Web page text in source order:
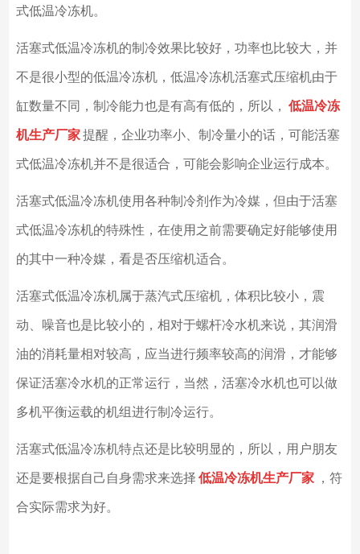
式低温冷冻机。
活塞式低温冷冻机的制冷效果比较好，功率也比较大，并
不是很小型的低温冷冻机，低温冷冻机活塞式压缩机由于
缸数量不同，制冷能力也是有高有低的，所以， 低温冷冻
机生产厂家提醒，企业功率小、制冷量小的话，可能活塞
式低温冷冻机并不是很适合，可能会影响企业运行成本。
活塞式低温冷冻机使用各种制冷剂作为冷媒，但由于活塞
式低温冷冻机的特殊性，在使用之前需要确定好能够使用
的其中一种冷媒，看是否压缩机适合。
活塞式低温冷冻机属于蒸汽式压缩机，体积比较小，震
动、噪音也是比较小的，相对于螺杆冷水机来说，其润滑
油的消耗量相对较高，应当进行频率较高的润滑，才能够
保证活塞冷水机的正常运行，当然，活塞冷水机也可以做
多机平衡运载的机组进行制冷运行。
活塞式低温冷冻机特点还是比较明显的，所以，用户朋友
还是要根据自己自身需求来选择 低温冷冻机生产厂家 ，符
合实际需求为好。